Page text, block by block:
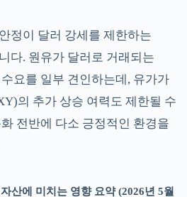
정이 달러 강세를 제한하는
다. 원유가 달러로 거래되는
요를 일부 견인하는데, 유가가
의 추가 상승 여력도 제한될 수
전반에 다소 긍정적인 환경을
산에 미치는 영향 요약 (2026년 5월